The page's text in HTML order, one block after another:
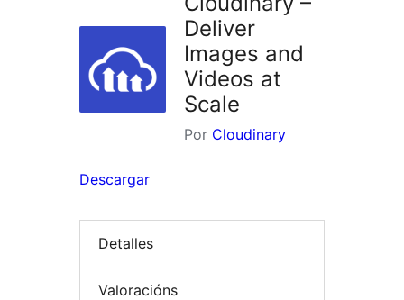
Deliver
Images and
Videos at
Scale
Por Cloudinary
Descargar
Detalles
Valoracións